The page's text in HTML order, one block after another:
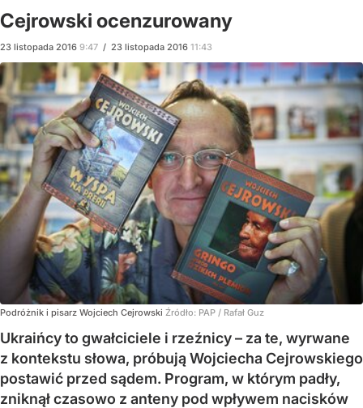
Cejrowski ocenzurowany
23 listopada 2016 9:47 / 23 listopada 2016 11:43
Podróżnik i pisarz Wojciech Cejrowski Źródło: PAP / Rafał Guz
Ukraińcy to gwałciciele i rzeźnicy – za te, wyrwane
z kontekstu słowa, próbują Wojciecha Cejrowskiego
postawić przed sądem. Program, w którym padły,
zniknął czasowo z anteny pod wpływem nacisków